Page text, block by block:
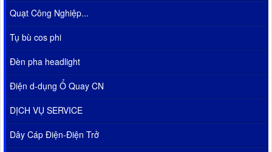
Quạt Công Nghiệp...
Tụ bù cos phi
Đèn pha headlight
Điện d-dụng Ổ Quay CN
DỊCH VỤ SERVICE
Dây Cáp Điện-Điện Trở